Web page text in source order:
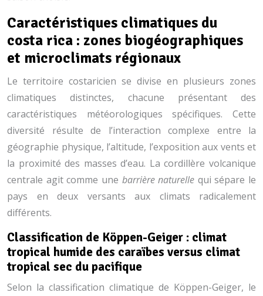
Caractéristiques climatiques du
costa rica : zones biogéographiques
et microclimats régionaux
Le territoire costaricien se divise en plusieurs zones
climatiques distinctes, chacune présentant des
caractéristiques météorologiques spécifiques. Cette
diversité résulte de l’interaction complexe entre la
géographie physique, l’altitude, l’exposition aux vents et
la proximité des masses d’eau. La cordillère volcanique
centrale agit comme une barrière naturelle qui sépare le
pays en deux versants aux climats radicalement
différents.
Classification de Köppen-Geiger : climat
tropical humide des caraïbes versus climat
tropical sec du pacifique
Selon la classification climatique de Köppen-Geiger, le